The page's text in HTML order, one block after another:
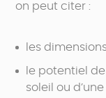
on peut citer :
les
le potentiel
soleil ou